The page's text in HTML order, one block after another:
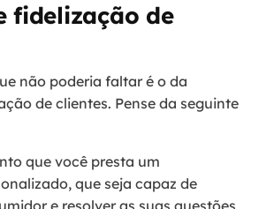
fidelização de
não poderia faltar é o da
de clientes. Pense da seguinte
que você presta um
que seja capaz de